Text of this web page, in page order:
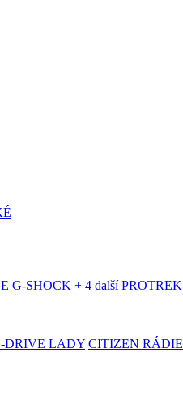
G-SHOCK + 4 další PROTREK
DRIVE LADY CITIZEN